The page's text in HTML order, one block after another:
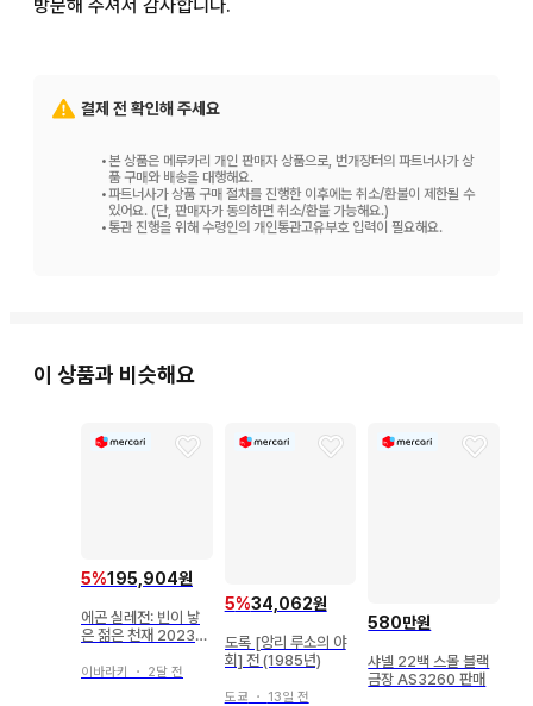
방문해 주셔서 감사합니다.
결제 전 확인해 주세요
•본 상품은 메루카리 개인 판매자 상품으로, 번개장터의 파트너사가 상
품 구매와 배송을 대행해요.
•파트너사가 상품 구매 절차를 진행한 이후에는 취소/환불이 제한될 수
있어요. (단, 판매자가 동의하면 취소/환불 가능해요.)
•통관 진행을 위해 수령인의 개인통관고유부호 입력이 필요해요.
이 상품과 비슷해요
5%195,904원
에곤 실레전: 빈이 낳
은 젊은 천재 2023년
이바라키 ・ 2달 전
5%34,062원
도록 [앙리 루소의 야
회] 전 (1985년)
도쿄 ・ 13일 전
580만원
샤넬 22백 스몰 블랙
금장 AS3260 판매